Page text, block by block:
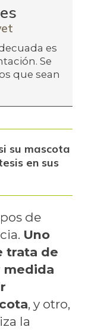
es
Se
que sean
su mascota
en sus
de
Uno
trata de
medida
, y otro,
la